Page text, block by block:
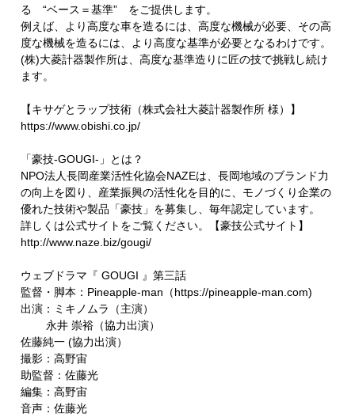
る “ベース＝基準” をご提供します。
例えば、より高度な車を造るには、高度な機械が必要、その高
度な機械を造るには、より高度な基準が必要となるわけです。
(株)大菱計器製作所は、高度な基準造りに匠の技で挑戦し続け
ます。
【キサゲとラップ技術（株式会社大菱計器製作所 様）】
https://www.obishi.co.jp/​
「豪技-GOUGI-」とは？
NPO法人長岡産業活性化協会NAZEは、長岡地域のブランド力
の向上を図り、産業振興の活性化を目的に、モノづくり企業の
優れた技術や製品「豪技」を募集し、毎年認定しています。
詳しくは公式サイトをご覧ください。【豪技公式サイト】
http://www.naze.biz/gougi/​​​
ウェブドラマ『 GOUGI 』第三話
監督・脚本：Pineapple-man（https://pineapple-man.com​​​)
出演：ミキノムラ（主演）
永井 崇裕（協力出演）
佐藤純一 (協力出演）
撮影：高野宙
助監督：佐藤光
編集：高野宙
音声：佐藤光